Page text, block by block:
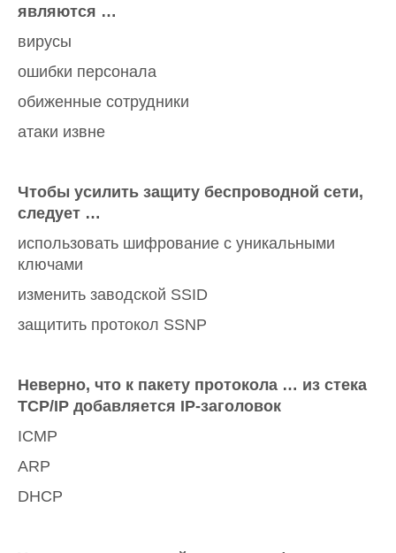
являются …
вирусы
ошибки персонала
обиженные сотрудники
атаки извне
Чтобы усилить защиту беспроводной сети,
следует …
использовать шифрование с уникальными
ключами
изменить заводской SSID
защитить протокол SSNP
Неверно, что к пакету протокола … из стека
ТСР/IP добавляется IP-заголовок
ICMP
ARP
DHCP